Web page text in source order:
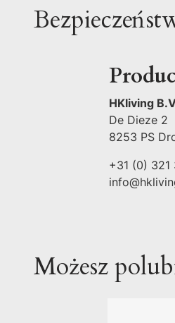
HKliving
De Dieze 2
8253 PS
+31 (0) 321
Możesz